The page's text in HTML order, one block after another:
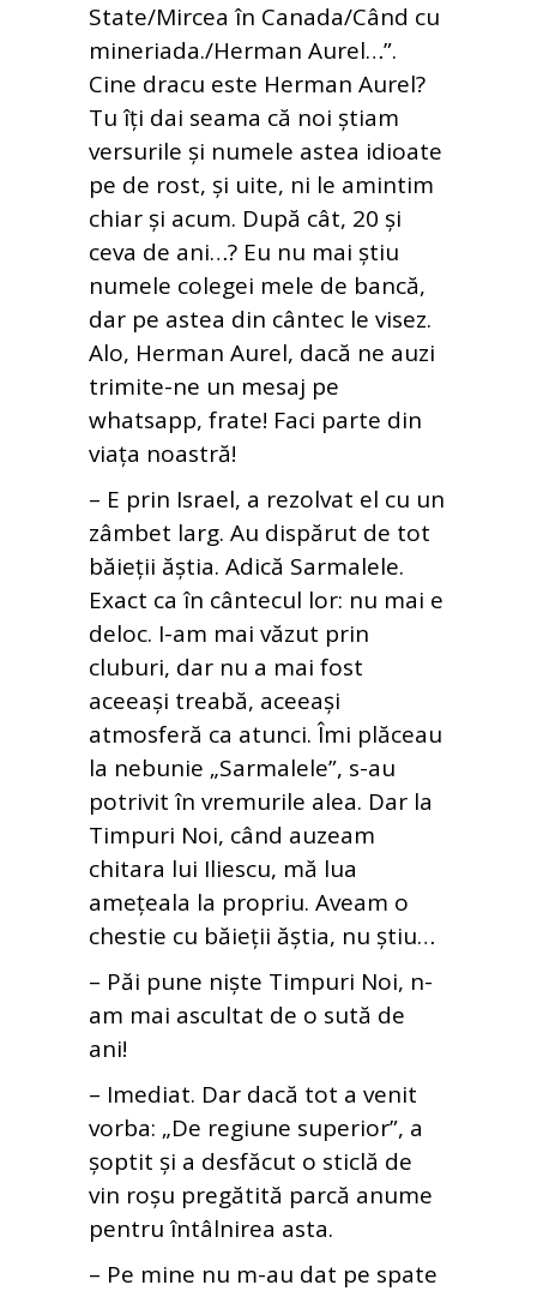
State/Mircea în Canada/Când cu
mineriada./Herman Aurel…”.
Cine dracu este Herman Aurel?
Tu îți dai seama că noi știam
versurile și numele astea idioate
pe de rost, și uite, ni le amintim
chiar și acum. După cât, 20 și
ceva de ani…? Eu nu mai știu
numele colegei mele de bancă,
dar pe astea din cântec le visez.
Alo, Herman Aurel, dacă ne auzi
trimite-ne un mesaj pe
whatsapp, frate! Faci parte din
viața noastră!
– E prin Israel, a rezolvat el cu un
zâmbet larg. Au dispărut de tot
băieții ăștia. Adică Sarmalele.
Exact ca în cântecul lor: nu mai e
deloc. I-am mai văzut prin
cluburi, dar nu a mai fost
aceeași treabă, aceeași
atmosferă ca atunci. Îmi plăceau
la nebunie „Sarmalele”, s-au
potrivit în vremurile alea. Dar la
Timpuri Noi, când auzeam
chitara lui Iliescu, mă lua
amețeala la propriu. Aveam o
chestie cu băieții ăștia, nu știu…
– Păi pune niște Timpuri Noi, n-
am mai ascultat de o sută de
ani!
– Imediat. Dar dacă tot a venit
vorba: „De regiune superior”, a
șoptit și a desfăcut o sticlă de
vin roșu pregătită parcă anume
pentru întâlnirea asta.
– Pe mine nu m-au dat pe spate